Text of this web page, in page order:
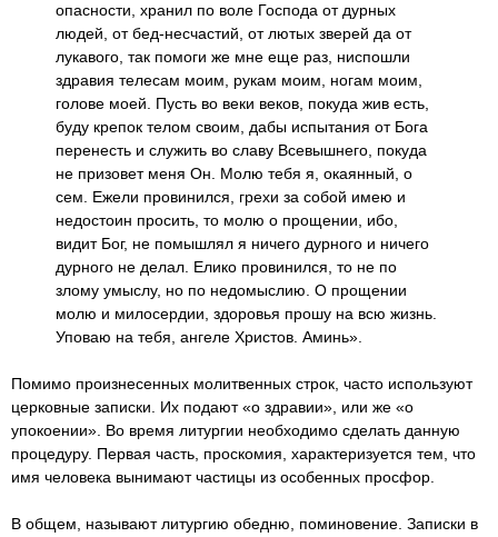
опасности, хранил по воле Господа от дурных
людей, от бед-несчастий, от лютых зверей да от
лукавого, так помоги же мне еще раз, ниспошли
здравия телесам моим, рукам моим, ногам моим,
голове моей. Пусть во веки веков, покуда жив есть,
буду крепок телом своим, дабы испытания от Бога
перенесть и служить во славу Всевышнего, покуда
не призовет меня Он. Молю тебя я, окаянный, о
сем. Ежели провинился, грехи за собой имею и
недостоин просить, то молю о прощении, ибо,
видит Бог, не помышлял я ничего дурного и ничего
дурного не делал. Елико провинился, то не по
злому умыслу, но по недомыслию. О прощении
молю и милосердии, здоровья прошу на всю жизнь.
Уповаю на тебя, ангеле Христов. Аминь».
Помимо произнесенных молитвенных строк, часто используют
церковные записки. Их подают «о здравии», или же «о
упокоении». Во время литургии необходимо сделать данную
процедуру. Первая часть, проскомия, характеризуется тем, что
имя человека вынимают частицы из особенных просфор.
В общем, называют литургию обедню, поминовение. Записки в